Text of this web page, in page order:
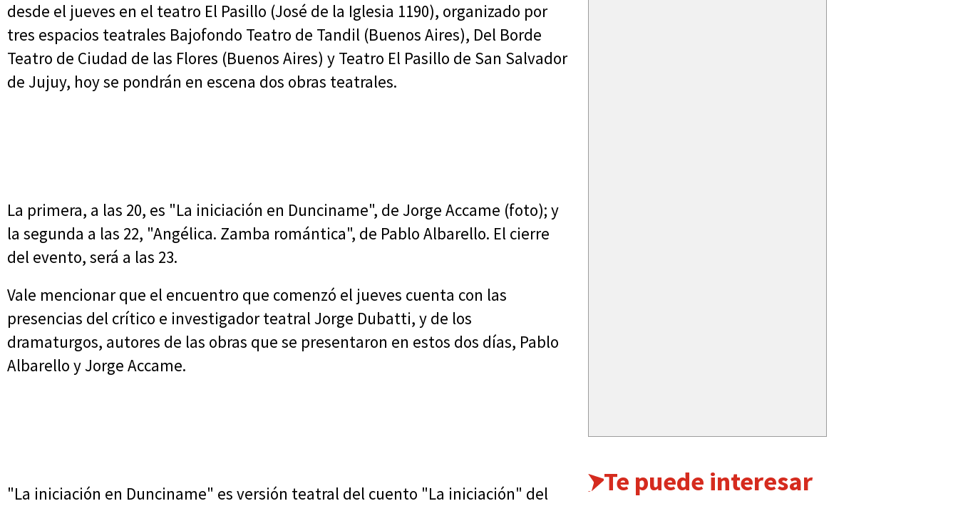
desde el jueves en el teatro El Pasillo (José de la Iglesia 1190), organizado por
tres espacios teatrales Bajofondo Teatro de Tandil (Buenos Aires), Del Borde
Teatro de Ciudad de las Flores (Buenos Aires) y Teatro El Pasillo de San Salvador
de Jujuy, hoy se pondrán en escena dos obras teatrales.
La primera, a las 20, es "La iniciación en Dunciname", de Jorge Accame (foto); y
la segunda a las 22, "Angélica. Zamba romántica", de Pablo Albarello. El cierre
del evento, será a las 23.
Vale mencionar que el encuentro que comenzó el jueves cuenta con las
presencias del crítico e investigador teatral Jorge Dubatti, y de los
dramaturgos, autores de las obras que se presentaron en estos dos días, Pablo
Albarello y Jorge Accame.
"La iniciación en Dunciname" es versión teatral del cuento "La iniciación" del
Te puede interesar